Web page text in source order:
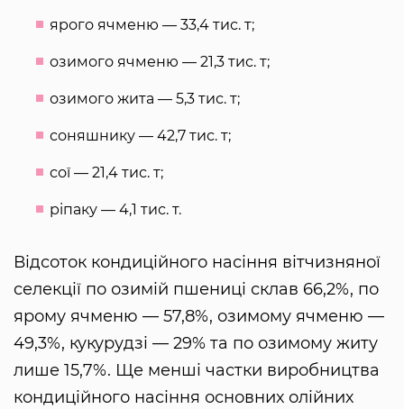
ярого ячменю — 33,4 тис. т;
озимого ячменю — 21,3 тис. т;
озимого жита — 5,3 тис. т;
соняшнику — 42,7 тис. т;
сої — 21,4 тис. т;
ріпаку — 4,1 тис. т.
Відсоток кондиційного насіння вітчизняної
селекції по озимій пшениці склав 66,2%, по
ярому ячменю — 57,8%, озимому ячменю —
49,3%, кукурудзі — 29% та по озимому житу
лише 15,7%. Ще менші частки виробництва
кондиційного насіння основних олійних